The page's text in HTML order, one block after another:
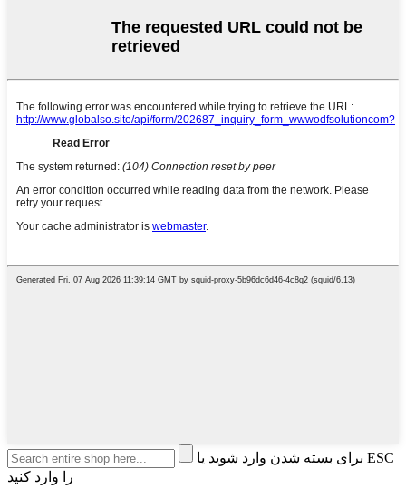
برای بسته شدن وارد شوید یا ESC
را وارد کنید